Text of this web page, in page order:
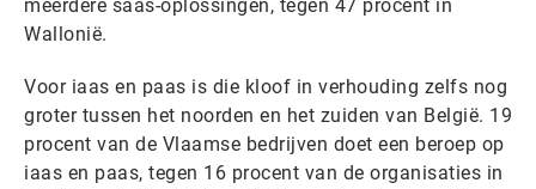
meerdere saas-oplossingen, tegen 47 procent in
Wallonië.
Voor iaas en paas is die kloof in verhouding zelfs nog
groter tussen het noorden en het zuiden van België. 19
procent van de Vlaamse bedrijven doet een beroep op
iaas en paas, tegen 16 procent van de organisaties in